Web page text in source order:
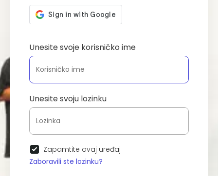
Unesite svoje korisničko ime
Unesite svoju lozinku
Zapamtite ovaj uređaj
Zaboravili ste lozinku?